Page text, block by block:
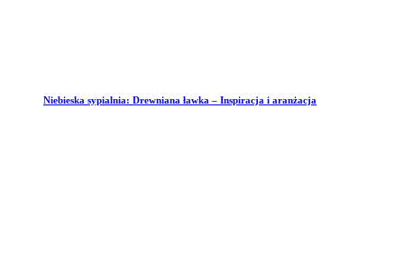
Niebieska sypialnia: Drewniana ławka – Inspiracja i aranżacja